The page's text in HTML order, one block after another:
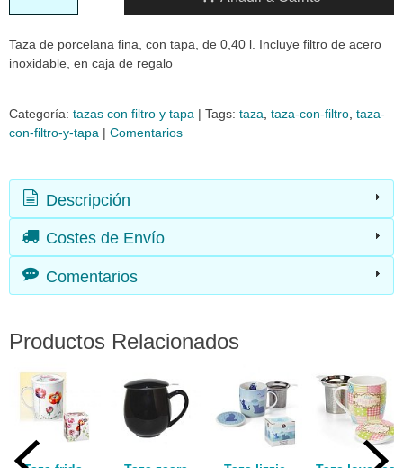
Taza de porcelana fina, con tapa, de 0,40 l. Incluye filtro de acero
inoxidable, en caja de regalo
Categoría: tazas con filtro y tapa | Tags: taza taza-con-filtro taza-
con-filtro-y-tapa | Comentarios
Descripción
Costes de Envío
Comentarios
Productos Relacionados